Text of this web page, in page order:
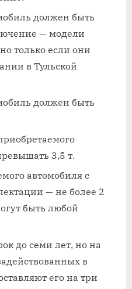
должен быть
— модели
только если они
в Тульской
должен быть
3,5 т.
автомобиля с
— не более 2
быть любой
до семи лет, но на
в
его на три